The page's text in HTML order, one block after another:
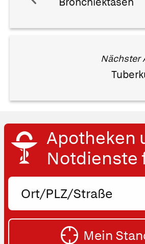
Nächster
Apotheken
Notdienste
Ort,
oder
Straße
Mein